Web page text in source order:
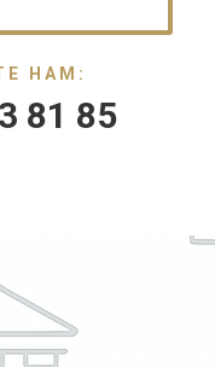
НАМ:
81 85